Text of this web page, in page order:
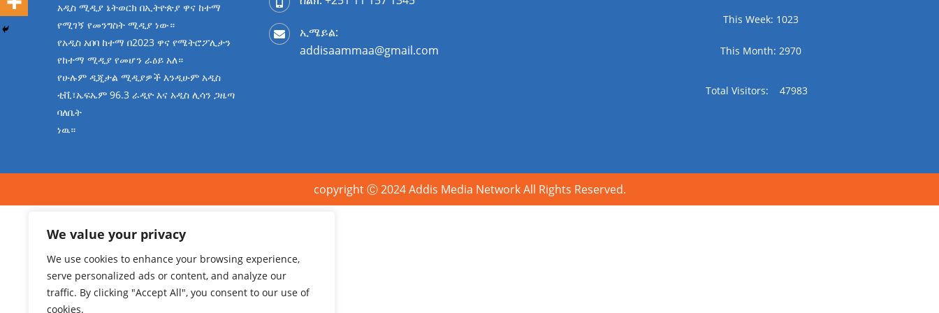
We value your privacy
We use cookies to enhance your browsing experience,
serve personalized ads or content, and analyze our
traffic. By clicking "Accept All", you consent to our use of
cookies.
አዲስ ሚዲያ ኔትወርክ በኢትዮጵያ ዋና ከተማ
የሚገኝ የመንግስት ሚዲያ ነው።
የአዲስ አበባ ከተማ በ2023 ዋና የሜትሮፖሊታን
የከተማ ሚዲያ የመሆን ራዕይ አለ።
የሁሉም ዲጂታል ሚዲያዎች እንዲሁም አዲስ
ቲቪ፣ኤፍኤም 96.3 ራዲዮ እና አዲስ ሊሳን ጋዜጣ
ባለቤት
ነዉ።
ኢሜይል:
addisaammaa@gmail.com
This Week: 1023
This Month: 2970
Total Visitors: 47983
copyright Ⓒ 2024 Addis Media Network All Rights Reserved.